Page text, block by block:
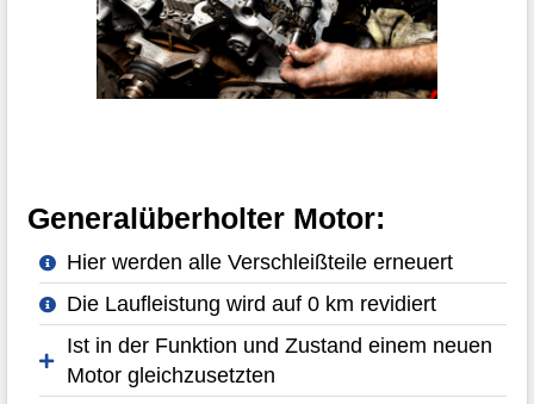
Generalüberholter Motor:
Hier werden alle Verschleißteile erneuert
Die Laufleistung wird auf 0 km revidiert
Ist in der Funktion und Zustand einem neuen
Motor gleichzusetzten